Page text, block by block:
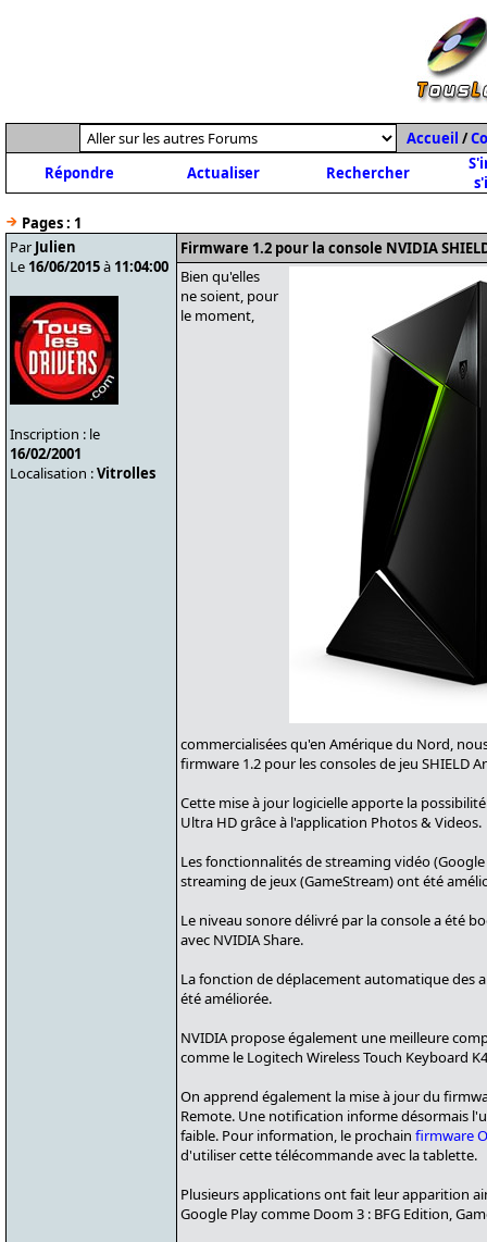
Accueil /
Répondre
Actualiser Rechercher
Pages : 1
Par Julien
Le 16/06/2015à 11:04:00
Inscription : le
16/02/2001
Localisation :Vitrolles
Firmware 1.2 pour la console NVIDIA
Bien qu'elles
ne soient, pour
le moment,
commercialisées qu'en Amérique du Nord,
firmware 1.2 pour les consoles de jeu SHIELD
Cette mise à jour logicielle apporte la
Ultra HD grâce à l'application Photos & Videos.
Les fonctionnalités de streaming vidéo
streaming de jeux (GameStream) ont été
Le niveau sonore délivré par la console a été
avec NVIDIA Share.
La fonction de déplacement automatique des
été améliorée.
NVIDIA propose également une meilleure
comme le Logitech Wireless Touch Keyboard
On apprend également la mise à jour du
Remote. Une notification informe désormais
faible. Pour information, le prochain firmware
d'utiliser cette télécommande avec la tablette.
Plusieurs applications ont fait leur apparition
Google Play comme Doom 3 : BFG Edition,